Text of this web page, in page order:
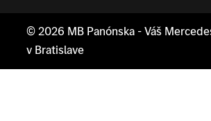
© 2026 MB Panónska- Váš
v Bratislave